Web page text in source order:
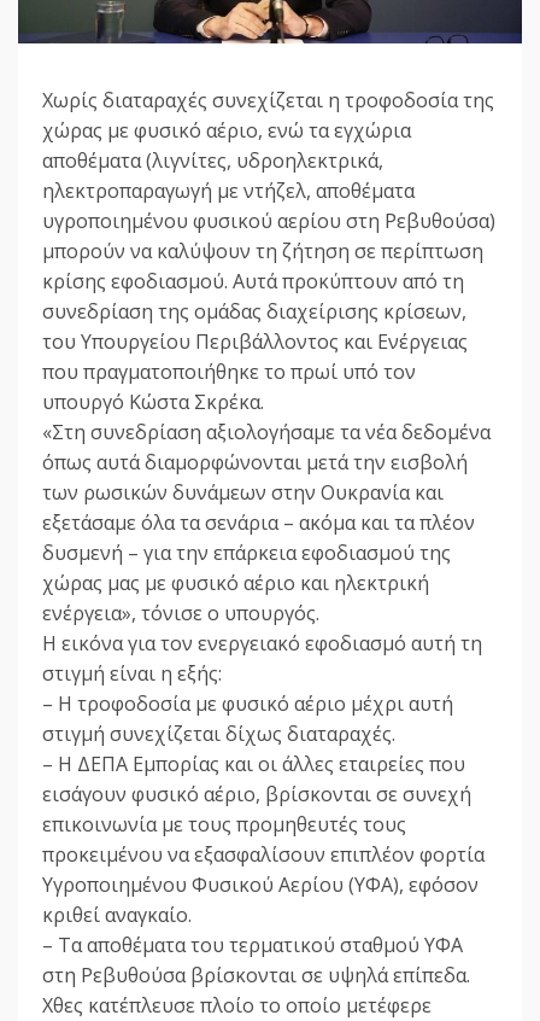
Χωρίς διαταραχές συνεχίζεται η τροφοδοσία της
χώρας με φυσικό αέριο, ενώ τα εγχώρια
αποθέματα (λιγνίτες, υδροηλεκτρικά,
ηλεκτροπαραγωγή με ντήζελ, αποθέματα
υγροποιημένου φυσικού αερίου στη Ρεβυθούσα)
μπορούν να καλύψουν τη ζήτηση σε περίπτωση
κρίσης εφοδιασμού. Αυτά προκύπτουν από τη
συνεδρίαση της ομάδας διαχείρισης κρίσεων,
του Υπουργείου Περιβάλλοντος και Ενέργειας
που πραγματοποιήθηκε το πρωί υπό τον
υπουργό Κώστα Σκρέκα.
«Στη συνεδρίαση αξιολογήσαμε τα νέα δεδομένα
όπως αυτά διαμορφώνονται μετά την εισβολή
των ρωσικών δυνάμεων στην Ουκρανία και
εξετάσαμε όλα τα σενάρια – ακόμα και τα πλέον
δυσμενή – για την επάρκεια εφοδιασμού της
χώρας μας με φυσικό αέριο και ηλεκτρική
ενέργεια», τόνισε ο υπουργός.
Η εικόνα για τον ενεργειακό εφοδιασμό αυτή τη
στιγμή είναι η εξής:
– Η τροφοδοσία με φυσικό αέριο μέχρι αυτή
στιγμή συνεχίζεται δίχως διαταραχές.
– Η ΔΕΠΑ Εμπορίας και οι άλλες εταιρείες που
εισάγουν φυσικό αέριο, βρίσκονται σε συνεχή
επικοινωνία με τους προμηθευτές τους
προκειμένου να εξασφαλίσουν επιπλέον φορτία
Υγροποιημένου Φυσικού Αερίου (ΥΦΑ), εφόσον
κριθεί αναγκαίο.
– Τα αποθέματα του τερματικού σταθμού ΥΦΑ
στη Ρεβυθούσα βρίσκονται σε υψηλά επίπεδα.
Χθες κατέπλευσε πλοίο το οποίο μετέφερε